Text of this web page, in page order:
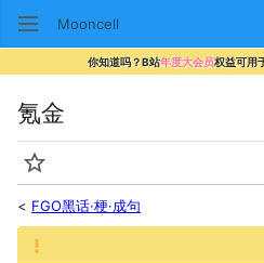
Mooncell
你知道吗？B站年度大会员权益可用
氪金
监视
< FGO黑话·梗·成句